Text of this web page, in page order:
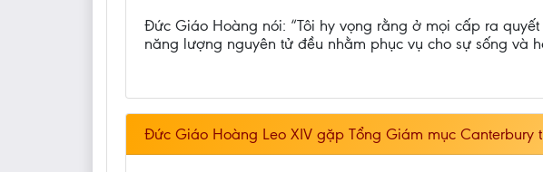
Đức Giáo Hoàng nói: “Tôi hy vọng rằng ở mọi cấp ra
năng lượng nguyên tử đều nhằm phục vụ cho sự sống và
Đức Giáo Hoàng Leo XIV gặp Tổng Giám mục